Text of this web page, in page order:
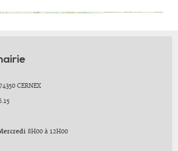
CERNEX
8H00 à 12H00